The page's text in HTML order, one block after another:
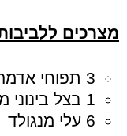
מצרכים
3 תפוחי אדמה בינוניים מגורדים
1 בצל בינוני מגורד
6 עלי מנגולד